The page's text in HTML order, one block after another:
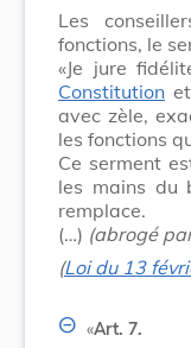
Les
fonctions, le
«Je jure
Constitution
avec zèle,
les fonctions
Ce serment
les mains du
remplace.
(…) (abrogé
(Loi du 13
«Art. 7.